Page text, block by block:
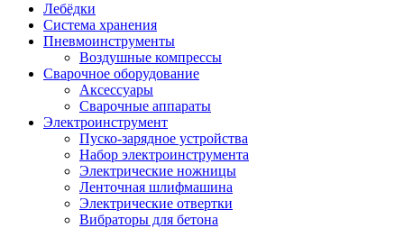
Лебёдки
Система хранения
Пневмоинструменты
Воздушные компрессы
Сварочное оборудование
Аксессуары
Сварочные аппараты
Электроинструмент
Пуско-зарядное устройства
Набор электроинструмента
Электрические ножницы
Ленточная шлифмашина
Электрические отвертки
Вибраторы для бетона